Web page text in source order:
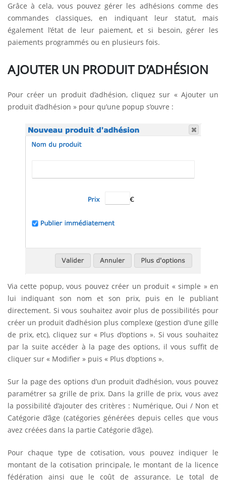
Grâce à cela, vous pouvez gérer les adhésions comme des
commandes classiques, en indiquant leur statut, mais
également l’état de leur paiement, et si besoin, gérer les
paiements programmés ou en plusieurs fois.
AJOUTER UN PRODUIT D’ADHÉSION
Pour créer un produit d’adhésion, cliquez sur « Ajouter un
produit d’adhésion » pour qu’une popup s’ouvre :
Via cette popup, vous pouvez créer un produit « simple » en
lui indiquant son nom et son prix, puis en le publiant
directement. Si vous souhaitez avoir plus de possibilités pour
créer un produit d’adhésion plus complexe (gestion d’une gille
de prix, etc), cliquez sur « Plus d’options ». Si vous souhaitez
par la suite accéder à la page des options, il vous suffit de
cliquer sur « Modifier » puis « Plus d’options ».
Sur la page des options d’un produit d’adhésion, vous pouvez
paramétrer sa grille de prix. Dans la grille de prix, vous avez
la possibilité d’ajouter des critères : Numérique, Oui / Non et
Catégorie d’âge (catégories générées depuis celles que vous
avez créées dans la partie Catégorie d’âge).
Pour chaque type de cotisation, vous pouvez indiquer le
montant de la cotisation principale, le montant de la licence
fédération ainsi que le coût de assurance. Le total de